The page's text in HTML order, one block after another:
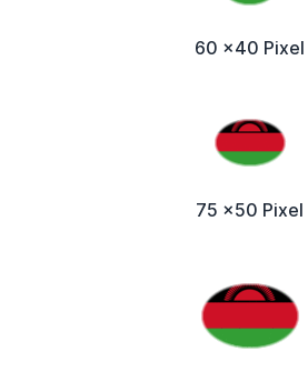
60 x40 Pixel
75 x50 Pixel